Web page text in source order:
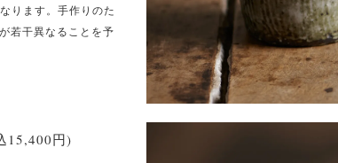
ります。手作りのた
若干異なることを予
15,400円)